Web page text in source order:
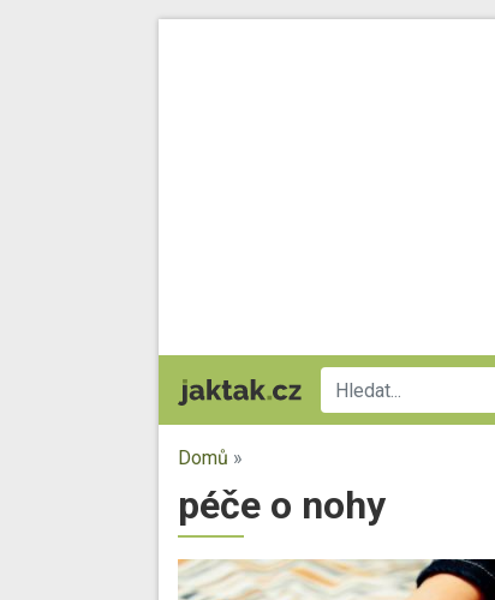
Domů »
péče o nohy